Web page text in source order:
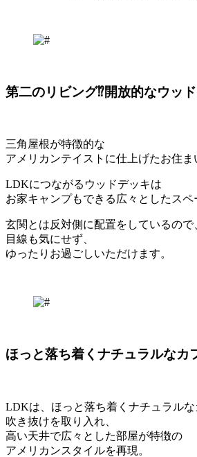
第二のリビング⁉開放的なウッ
三角屋根が特徴的な
アメリカンテイストに仕上げたお住ま
LDKにつながるウッドデッキは
お家キャンプもできる広々としたスペ
玄関とは反対側に配置をしているので
目線も気にせず、
ゆったりお過ごしいただけます。
ほっと落ち着くナチュラルなカ
LDKは、ほっと落ち着くナチュラルな
吹き抜けを取り入れ、
高い天井で広々とした部屋が特徴の
アメリカンスタイルを再現。